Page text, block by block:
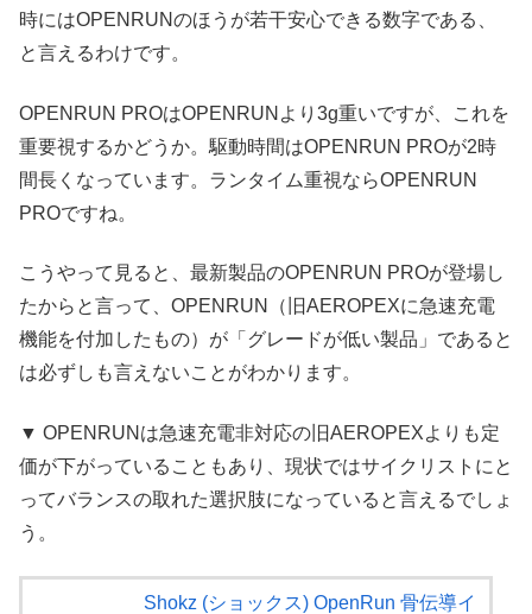
時にはOPENRUNのほうが若干安心できる数字である、
と言えるわけです。
OPENRUN PROはOPENRUNより3g重いですが、これを
重要視するかどうか。駆動時間はOPENRUN PROが2時
間長くなっています。ランタイム重視ならOPENRUN
PROですね。
こうやって見ると、最新製品のOPENRUN PROが登場し
たからと言って、OPENRUN（旧AEROPEXに急速充電
機能を付加したもの）が「グレードが低い製品」であると
は必ずしも言えないことがわかります。
▼ OPENRUNは急速充電非対応の旧AEROPEXよりも定
価が下がっていることもあり、現状ではサイクリストにと
ってバランスの取れた選択肢になっていると言えるでしょ
う。
Shokz (ショックス) OpenRun 骨伝導イ